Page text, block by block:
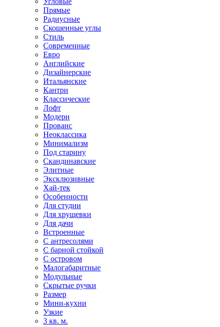
Прямые
Радиусные
Скошенные углы
Стиль
Современные
Евро
Английские
Дизайнерские
Итальянские
Кантри
Классические
Лофт
Модерн
Прованс
Неоклассика
Минимализм
Под старину
Скандинавские
Элитные
Эксклюзивные
Хай-тек
Особенности
Для студии
Для хрущевки
Для дачи
Встроенные
С антресолями
С барной стойкой
С островом
Малогабаритные
Модульные
Скрытые ручки
Размер
Мини-кухни
Узкие
3 кв. м.